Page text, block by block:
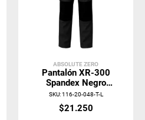
ABSOLUTE ZERO
Pantalón XR-300
Spandex Negro
Absolute Zero
SKU:116-20-048-T-L
$21 .250